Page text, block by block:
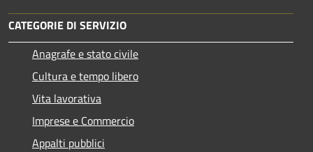
CATEGORIE DI SERVIZIO
Anagrafe e stato civile
Cultura e tempo libero
Vita lavorativa
Imprese e Commercio
Appalti pubblici